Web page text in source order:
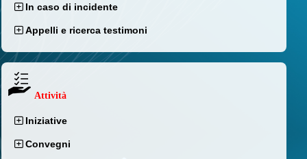
In caso di incidente
Appelli e ricerca testimoni
Attività
Iniziative
Convegni